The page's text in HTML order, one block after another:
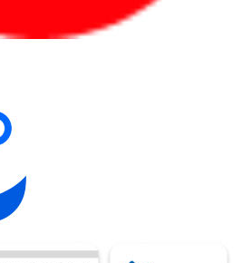
quả sử dụng thay vì cảm
tham
phân khúc
thương hiệu, cấu hình,
hành và chương trình bán
Bảng dưới đây chỉ giúp định